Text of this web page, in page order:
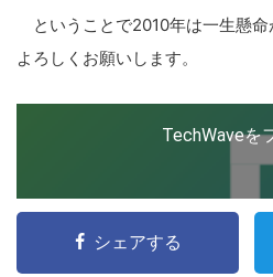
ということで2010年は一生懸命
よろしくお願いします。
TechWaveを
シェアする